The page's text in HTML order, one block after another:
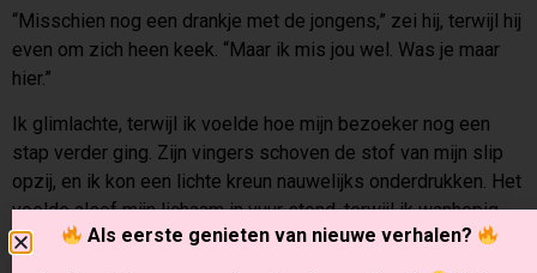
“Misschien nog een drankje met de jongens,” zei hij, terwijl hij
even om zich heen keek. “Maar ik mis jou wel. Was je maar
hier.”
Ik glimlachte, terwijl ik voelde hoe mijn bezoeker nog een
stap verder ging. Zijn vingers schoven de stof van mijn slip
opzij, en ik kon een lichte kreun nauwelijks onderdrukken. Het
voelde alsof mijn lichaam in vuur stond, terwijl ik wanhopig
probeerde normaal over te komen.
Als eerste genieten van nieuwe verhalen?